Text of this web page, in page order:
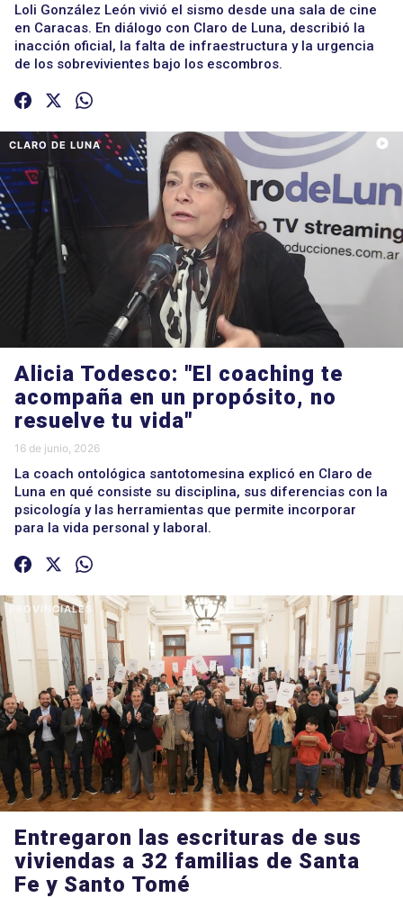
Loli González León vivió el sismo desde una sala de cine
en Caracas. En diálogo con Claro de Luna, describió la
inacción oficial, la falta de infraestructura y la urgencia
de los sobrevivientes bajo los escombros.
CLARO DE LUNA
Alicia Todesco: "El coaching te
acompaña en un propósito, no
resuelve tu vida"
16 de junio, 2026
La coach ontológica santotomesina explicó en Claro de
Luna en qué consiste su disciplina, sus diferencias con la
psicología y las herramientas que permite incorporar
para la vida personal y laboral.
PROVINCIALES
Entregaron las escrituras de sus
viviendas a 32 familias de Santa
Fe y Santo Tomé